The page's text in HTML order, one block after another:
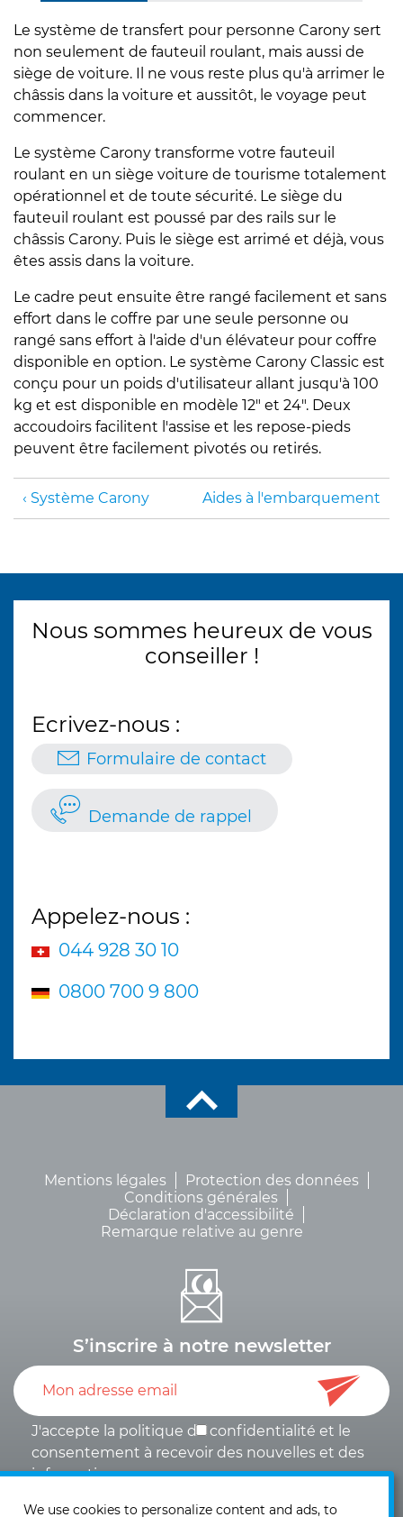
Le système de transfert pour personne Carony sert
non seulement de fauteuil roulant, mais aussi de
siège de voiture. Il ne vous reste plus qu'à arrimer le
châssis dans la voiture et aussitôt, le voyage peut
commencer.
Le système Carony transforme votre fauteuil
roulant en un siège voiture de tourisme totalement
opérationnel et de toute sécurité. Le siège du
fauteuil roulant est poussé par des rails sur le
châssis Carony. Puis le siège est arrimé et déjà, vous
êtes assis dans la voiture.
Le cadre peut ensuite être rangé facilement et sans
effort dans le coffre par une seule personne ou
rangé sans effort à l'aide d'un élévateur pour coffre
disponible en option. Le système Carony Classic est
conçu pour un poids d'utilisateur allant jusqu'à 100
kg et est disponible en modèle 12" et 24". Deux
accoudoirs facilitent l'assise et les repose-pieds
peuvent être facilement pivotés ou retirés.
Système Carony Aides à l'embarquement
Nous sommes heureux de vous
conseiller !
Ecrivez-nous :
Formulaire de contact
Demande de rappel
Appelez-nous :
044 928 30 10
0800 700 9 800
Mentions légales
Protection des données
Conditions générales
Déclaration d'accessibilité
Remarque relative au genre
S’inscrire à notre newsletter
J'accepte la politique deconfidentialité et le
consentement à recevoir des nouvelles et des
informations.
We use cookies to personalize content and ads, to